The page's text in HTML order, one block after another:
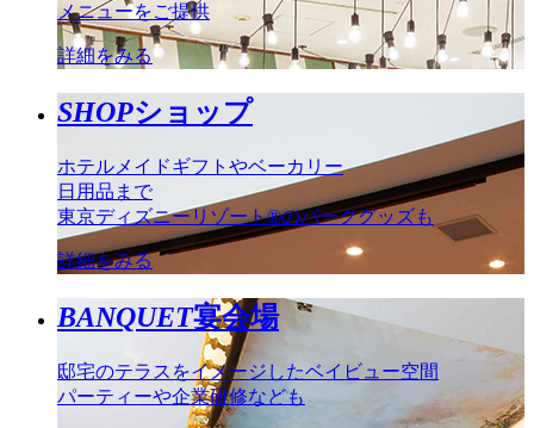
メニューをご提供
詳細をみる
SHOPショップ
ホテルメイドギフトやベーカリー
日用品まで
東京ディズニーリゾート®のパークグッズも
詳細をみる
BANQUET宴会場
邸宅のテラスをイメージしたベイビュー空間
パーティーや企業研修なども